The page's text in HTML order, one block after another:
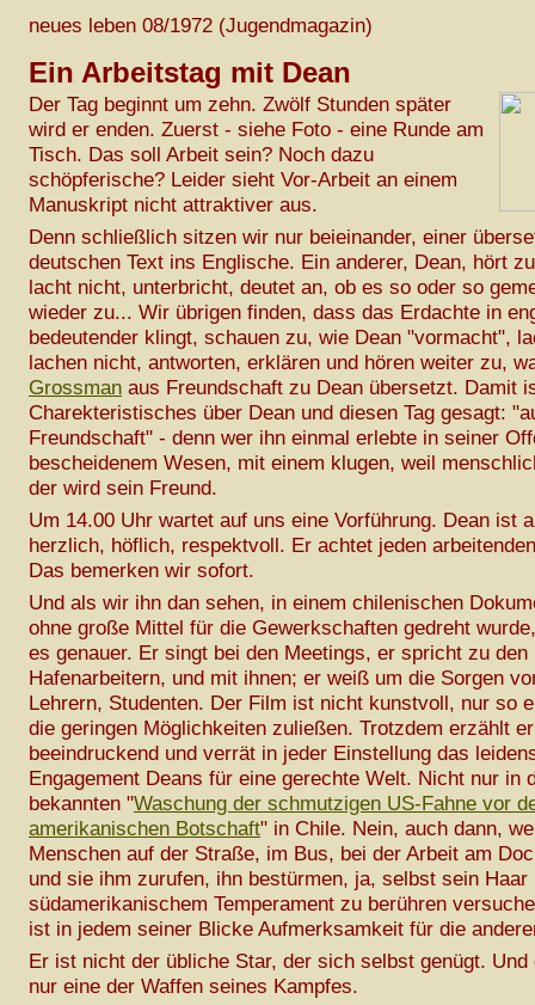
neues leben 08/1972 (Jugendmagazin)
Ein Arbeitstag mit Dean
Der Tag beginnt um zehn. Zwölf Stunden später
wird er enden. Zuerst - siehe Foto - eine Runde am
Tisch. Das soll Arbeit sein? Noch dazu
schöpferische? Leider sieht Vor-Arbeit an einem
Manuskript nicht attraktiver aus.
Denn schließlich sitzen wir nur beieinander, einer
deutschen Text ins Englische. Ein anderer, Dean, hört
lacht nicht, unterbricht, deutet an, ob es so oder so
wieder zu... Wir übrigen finden, dass das Erdachte in
bedeutender klingt, schauen zu, wie Dean "vormacht",
lachen nicht, antworten, erklären und hören weiter zu,
Grossman aus Freundschaft zu Dean übersetzt. Damit
Charekteristisches über Dean und diesen Tag gesagt:
Freundschaft" - denn wer ihn einmal erlebte in seiner
bescheidenem Wesen, mit einem klugen, weil
der wird sein Freund.
Um 14.00 Uhr wartet auf uns eine Vorführung. Dean ist
herzlich, höflich, respektvoll. Er achtet jeden
Das bemerken wir sofort.
Und als wir ihn dan sehen, in einem chilenischen
ohne große Mittel für die Gewerkschaften gedreht
es genauer. Er singt bei den Meetings, er spricht zu den
Hafenarbeitern, und mit ihnen; er weiß um die Sorgen
Lehrern, Studenten. Der Film ist nicht kunstvoll, nur so
die geringen Möglichkeiten zuließen. Trotzdem erzählt er
beeindruckend und verrät in jeder Einstellung das
Engagement Deans für eine gerechte Welt. Nicht nur in
bekannten "Waschung der schmutzigen US-Fahne vor
amerikanischen Botschaft" in Chile. Nein, auch dann,
Menschen auf der Straße, im Bus, bei der Arbeit am
und sie ihm zurufen, ihn bestürmen, ja, selbst sein Haar
südamerikanischem Temperament zu berühren
ist in jedem seiner Blicke Aufmerksamkeit für die
Er ist nicht der übliche Star, der sich selbst genügt. Und
nur eine der Waffen seines Kampfes.